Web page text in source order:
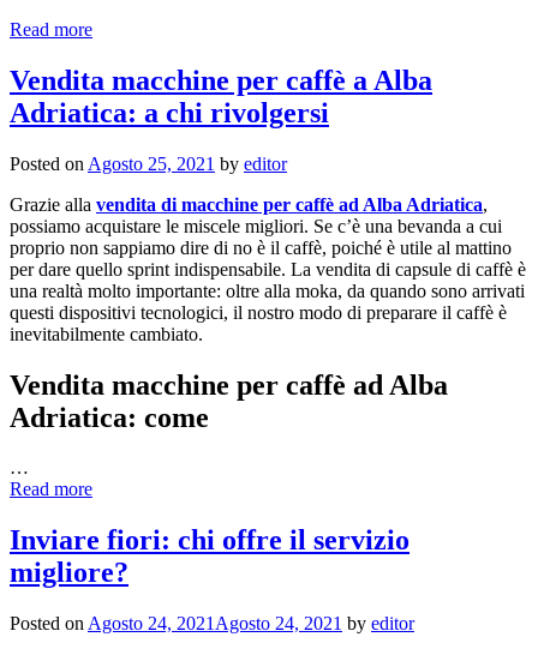
Read more
Vendita macchine per caffè a Alba
Adriatica: a chi rivolgersi
Posted on Agosto 25, 2021 by editor
Grazie alla vendita di macchine per caffè ad Alba Adriatica,
possiamo acquistare le miscele migliori. Se c’è una bevanda a cui
proprio non sappiamo dire di no è il caffè, poiché è utile al mattino
per dare quello sprint indispensabile. La vendita di capsule di caffè è
una realtà molto importante: oltre alla moka, da quando sono arrivati
questi dispositivi tecnologici, il nostro modo di preparare il caffè è
inevitabilmente cambiato.
Vendita macchine per caffè ad Alba
Adriatica: come
…
Read more
Inviare fiori: chi offre il servizio
migliore?
Posted on Agosto 24, 2021 Agosto 24, 2021 by editor